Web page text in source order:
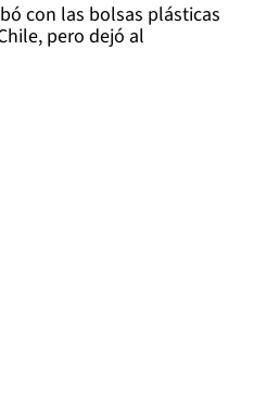
con las bolsas plásticas
pero dejó al